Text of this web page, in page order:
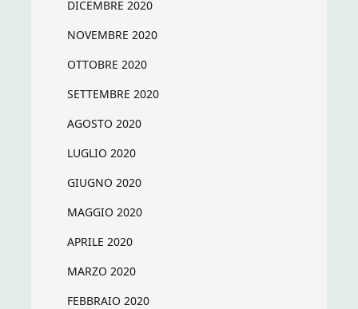
DICEMBRE 2020
NOVEMBRE 2020
OTTOBRE 2020
SETTEMBRE 2020
AGOSTO 2020
LUGLIO 2020
GIUGNO 2020
MAGGIO 2020
APRILE 2020
MARZO 2020
FEBBRAIO 2020